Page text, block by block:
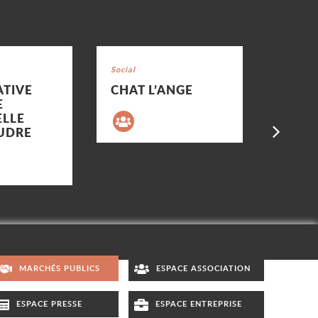
Catégorie : "
Social
CHAT L’ANGE
MARCHÉS PUBLICS ESPACE ASSOCIATION
ESPACE PRESSE ESPACE ENTREPRISE